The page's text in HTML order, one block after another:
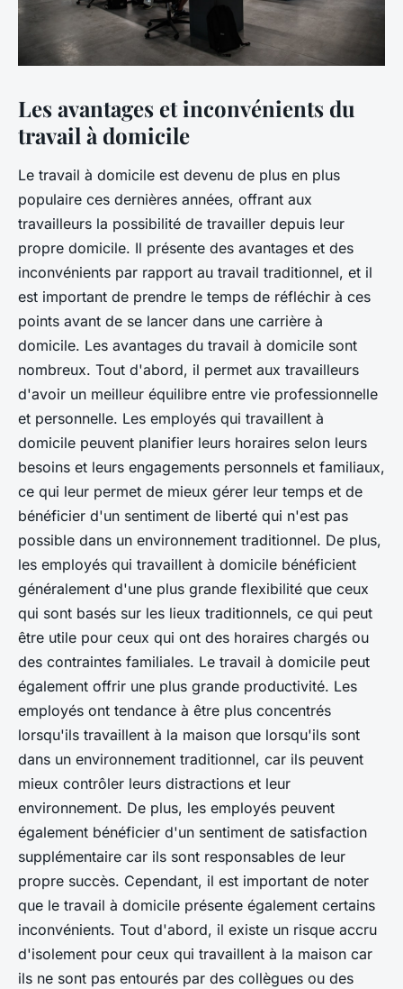
Les avantages et inconvénients du
travail à domicile
Le travail à domicile est devenu de plus en plus
populaire ces dernières années, offrant aux
travailleurs la possibilité de travailler depuis leur
propre domicile. Il présente des avantages et des
inconvénients par rapport au travail traditionnel, et il
est important de prendre le temps de réfléchir à ces
points avant de se lancer dans une carrière à
domicile. Les avantages du travail à domicile sont
nombreux. Tout d'abord, il permet aux travailleurs
d'avoir un meilleur équilibre entre vie professionnelle
et personnelle. Les employés qui travaillent à
domicile peuvent planifier leurs horaires selon leurs
besoins et leurs engagements personnels et familiaux,
ce qui leur permet de mieux gérer leur temps et de
bénéficier d'un sentiment de liberté qui n'est pas
possible dans un environnement traditionnel. De plus,
les employés qui travaillent à domicile bénéficient
généralement d'une plus grande flexibilité que ceux
qui sont basés sur les lieux traditionnels, ce qui peut
être utile pour ceux qui ont des horaires chargés ou
des contraintes familiales. Le travail à domicile peut
également offrir une plus grande productivité. Les
employés ont tendance à être plus concentrés
lorsqu'ils travaillent à la maison que lorsqu'ils sont
dans un environnement traditionnel, car ils peuvent
mieux contrôler leurs distractions et leur
environnement. De plus, les employés peuvent
également bénéficier d'un sentiment de satisfaction
supplémentaire car ils sont responsables de leur
propre succès. Cependant, il est important de noter
que le travail à domicile présente également certains
inconvénients. Tout d'abord, il existe un risque accru
d'isolement pour ceux qui travaillent à la maison car
ils ne sont pas entourés par des collègues ou des